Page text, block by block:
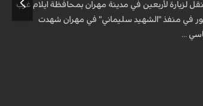
لزيارة لأربعين في مدينة مهران بمحافظة ايلام غرب
في منفذ "الشهيد سليماني" في مهران شهدت
...